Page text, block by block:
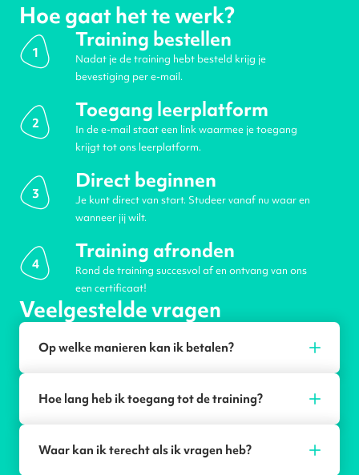
Hoe gaat het te werk?
1
Training bestellen
Nadat je de training hebt besteld krijg je
bevestiging per e-mail.
2
Toegang leerplatform
In de e-mail staat een link waarmee je toegang
krijgt tot ons leerplatform.
3
Direct beginnen
Je kunt direct van start. Studeer vanaf nu waar en
wanneer jij wilt.
4
Training afronden
Rond de training succesvol af en ontvang van ons
een certificaat!
Veelgestelde vragen
Op welke manieren kan ik betalen?
Hoe lang heb ik toegang tot de training?
Waar kan ik terecht als ik vragen heb?